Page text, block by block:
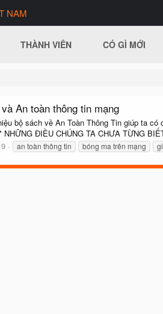
NAM
THÀNH VIÊN CÓ GÌ MỚI
An toàn thông tin mạng
bộ sách về An Toàn Thông Tin giúp ta
ĐIỀU CHÚNG TA CHƯA TỪNG
an toàn thông tin bóng ma trên mạng